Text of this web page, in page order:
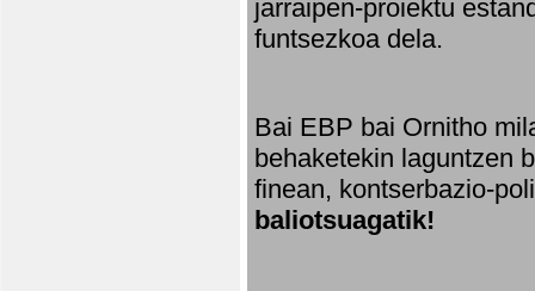
jarraipen-proiektu
funtsezkoa dela.
Bai EBP bai Ornitho
behaketekin laguntzen
finean, kontserbazio-
baliotsuagatik!